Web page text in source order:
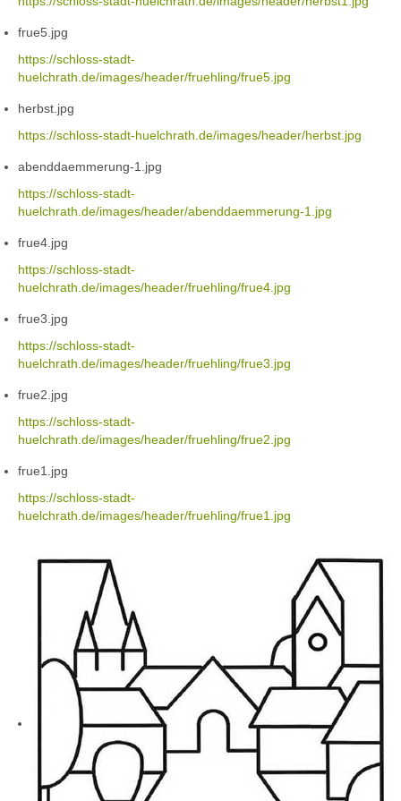
frue5.jpg
https://schloss-stadt-
huelchrath.de/images/header/fruehling/frue5.jpg
herbst.jpg
https://schloss-stadt-huelchrath.de/images/header/herbst.jpg
abenddaemmerung-1.jpg
https://schloss-stadt-
huelchrath.de/images/header/abenddaemmerung-1.jpg
frue4.jpg
https://schloss-stadt-
huelchrath.de/images/header/fruehling/frue4.jpg
frue3.jpg
https://schloss-stadt-
huelchrath.de/images/header/fruehling/frue3.jpg
frue2.jpg
https://schloss-stadt-
huelchrath.de/images/header/fruehling/frue2.jpg
frue1.jpg
https://schloss-stadt-
huelchrath.de/images/header/fruehling/frue1.jpg